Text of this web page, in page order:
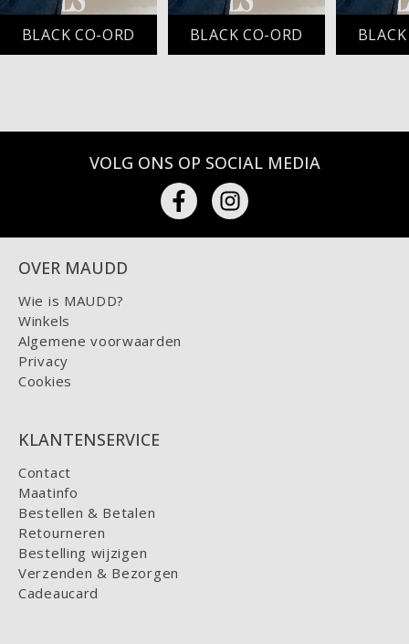
BLACK CO-ORD BLACK CO-ORD
VOLG ONS OP SOCIAL MEDIA
OVER MAUDD
Wie is MAUDD?
Winkels
Algemene voorwaarden
Privacy
Cookies
KLANTENSERVICE
Contact
Maatinfo
Bestellen & Betalen
Retourneren
Bestelling wijzigen
Verzenden & Bezorgen
Cadeaucard